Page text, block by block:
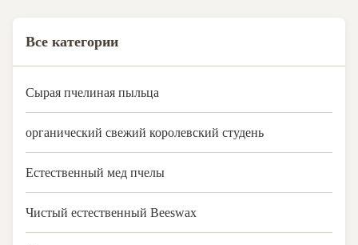
Все категории
Сырая пчелиная пыльца
органический свежий королевский студень
Естественный мед пчелы
Чистый естественный Beeswax